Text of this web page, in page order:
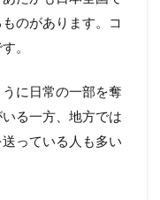
のがあります。コ
。
に日常の一部を奪
る一方、地方では
っている人も多い